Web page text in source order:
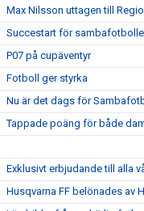
Max Nilsson uttagen till
Succestart för
P07 på cupäventyr
Fotboll ger styrka
Nu är det dags för
Tappade poäng för både
Exklusivt erbjudande till alla
Husqvarna FF belönades av